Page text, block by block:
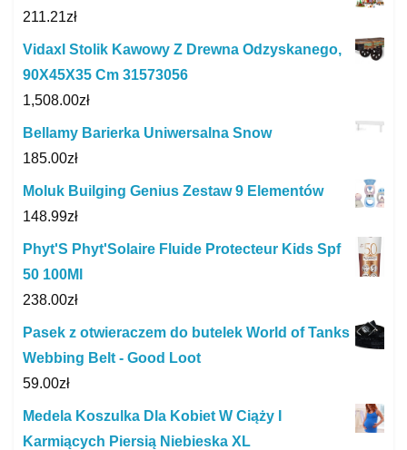
211.21zł
Vidaxl Stolik Kawowy Z Drewna Odzyskanego,
90X45X35 Cm 31573056
1,508.00zł
Bellamy Barierka Uniwersalna Snow
185.00zł
Moluk Builging Genius Zestaw 9 Elementów
148.99zł
Phyt'S Phyt'Solaire Fluide Protecteur Kids Spf
50 100Ml
238.00zł
Pasek z otwieraczem do butelek World of Tanks
Webbing Belt - Good Loot
59.00zł
Medela Koszulka Dla Kobiet W Ciąży I
Karmiących Piersią Niebieska XL